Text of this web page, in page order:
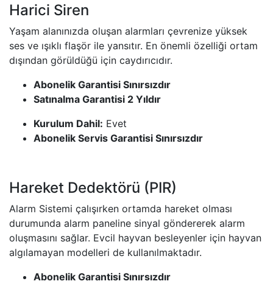
Harici Siren
Yaşam alanınızda oluşan alarmları çevrenize yüksek
ses ve ışıklı flaşör ile yansıtır. En önemli özelliği ortam
dışından görüldüğü için caydırıcıdır.
Abonelik Garantisi Sınırsızdır
Satınalma Garantisi 2 Yıldır
Kurulum Dahil: Evet
Abonelik Servis Garantisi Sınırsızdır
Hareket Dedektörü (PIR)
Alarm Sistemi çalışırken ortamda hareket olması
durumunda alarm paneline sinyal göndererek alarm
oluşmasını sağlar. Evcil hayvan besleyenler için hayvan
algılamayan modelleri de kullanılmaktadır.
Abonelik Garantisi Sınırsızdır